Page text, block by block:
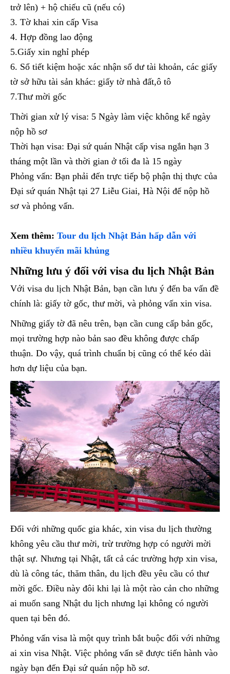
trở lên) + hộ chiếu cũ (nếu có)
3. Tờ khai xin cấp Visa
4. Hợp đồng lao động
5.Giấy xin nghỉ phép
6. Sổ tiết kiệm hoặc xác nhận số dư tài khoản, các giấy
tờ sở hữu tài sản khác: giấy tờ nhà đất,ô tô
7.Thư mời gốc
Thời gian xử lý visa: 5 Ngày làm việc không kể ngày
nộp hồ sơ
Thời hạn visa: Đại sứ quán Nhật cấp visa ngắn hạn 3
tháng một lần và thời gian ở tối đa là 15 ngày
Phỏng vấn: Bạn phải đến trực tiếp bộ phận thị thực của
Đại sứ quán Nhật tại 27 Liễu Giai, Hà Nội để nộp hồ
sơ và phỏng vấn.
Xem thêm: Tour du lịch Nhật Bản hấp dẫn với
nhiều khuyến mãi khủng
Những lưu ý đối với visa du lịch Nhật Bản
Với visa du lịch Nhật Bản, bạn cần lưu ý đến ba vấn đề
chính là: giấy tờ gốc, thư mời, và phỏng vấn xin visa.
Những giấy tờ đã nêu trên, bạn cần cung cấp bản gốc,
mọi trường hợp nào bản sao đều không được chấp
thuận. Do vậy, quá trình chuẩn bị cũng có thể kéo dài
hơn dự liệu của bạn.
Đối với những quốc gia khác, xin visa du lịch thường
không yêu cầu thư mời, trừ trường hợp có người mời
thật sự. Nhưng tại Nhật, tất cả các trường hợp xin visa,
dù là công tác, thăm thân, du lịch đều yêu cầu có thư
mời gốc. Điều này đôi khi lại là một rào cản cho những
ai muốn sang Nhật du lịch nhưng lại không có người
quen tại bên đó.
Phỏng vấn visa là một quy trình bắt buộc đối với những
ai xin visa Nhật. Việc phỏng vấn sẽ được tiến hành vào
ngày bạn đến Đại sứ quán nộp hồ sơ.